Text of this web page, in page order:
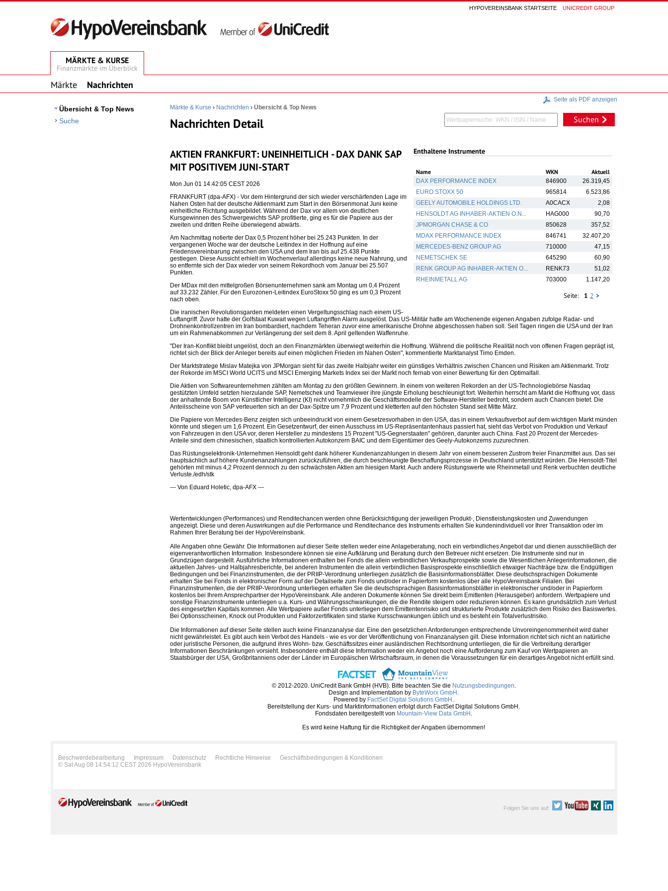
HYPOVEREINSBANK STARTSEITE UNICREDIT GROUP
MÄRKTE & KURSE
Finanzmärkte im Überblick
Märkte Nachrichten
Übersicht & Top News
Suche
Seite als PDF anzeigen
Märkte & Kurse › Nachrichten › Übersicht & Top News
Nachrichten Detail Suchen
Enthaltene Instrumente
Name WKN Aktuell
DAX PERFORMANCE INDEX 846900
26.319,45
EURO STOXX 50
965814
6.523,86
GEELY AUTOMOBILE HOLDINGS LTD.
A0CACX
2,08
HENSOLDT AG INHABER-AKTIEN O.N...
HAG000
90,70
JPMORGAN CHASE & CO
850628
357,52
MDAX PERFORMANCE INDEX
846741
32.407,20
MERCEDES-BENZ GROUP AG
710000
47,15
NEMETSCHEK SE
645290
60,90
RENK GROUP AG INHABER-AKTIEN O...
RENK73
51,02
RHEINMETALL AG
703000 1.147,20
Seite: 1 2 >
AKTIEN FRANKFURT: UNEINHEITLICH - DAX DANK SAP
MIT POSITIVEM JUNI-START
Mon Jun 01 14:42:05 CEST 2026
FRANKFURT (dpa-AFX) - Vor dem Hintergrund der sich wieder verschärfenden Lage im
Nahen Osten hat der deutsche Aktienmarkt zum Start in den Börsenmonat Juni keine
einheitliche Richtung ausgebildet. Während der Dax vor allem von deutlichen
Kursgewinnen des Schwergewichts SAP profitierte, ging es für die Papiere aus der
zweiten und dritten Reihe überwiegend abwärts.
Am Nachmittag notierte der Dax 0,5 Prozent höher bei 25.243 Punkten. In der
vergangenen Woche war der deutsche Leitindex in der Hoffnung auf eine
Friedensvereinbarung zwischen den USA und dem Iran bis auf 25.438 Punkte
gestiegen. Diese Aussicht erhielt im Wochenverlauf allerdings keine neue Nahrung, und
so entfernte sich der Dax wieder von seinem Rekordhoch vom Januar bei 25.507
Punkten.
Der MDax mit den mittelgroßen Börsenunternehmen sank am Montag um 0,4 Prozent
auf 33.232 Zähler. Für den Eurozonen-Leitindex EuroStoxx 50 ging es um 0,3 Prozent
nach oben.
Die iranischen Revolutionsgarden meldeten einen Vergeltungsschlag nach einem US-
Luftangriff. Zuvor hatte der Golfstaat Kuwait wegen Luftangriffen Alarm ausgelöst. Das US-Militär hatte am Wochenende eigenen Angaben zufolge Radar- und
Drohnenkontrollzentren im Iran bombardiert, nachdem Teheran zuvor eine amerikanische Drohne abgeschossen haben soll. Seit Tagen ringen die USA und der Iran
um ein Rahmenabkommen zur Verlängerung der seit dem 8. April geltenden Waffenruhe.
"Der Iran-Konflikt bleibt ungelöst, doch an den Finanzmärkten überwiegt weiterhin die Hoffnung. Während die politische Realität noch von offenen Fragen geprägt ist,
richtet sich der Blick der Anleger bereits auf einen möglichen Frieden im Nahen Osten", kommentierte Marktanalyst Timo Emden.
Der Marktstratege Mislav Matejka von JPMorgan sieht für das zweite Halbjahr weiter ein günstiges Verhältnis zwischen Chancen und Risiken am Aktienmarkt. Trotz
der Rekorde im MSCI World UCITS und MSCI Emerging Markets Index sei der Markt noch fernab von einer Bewertung für den Optimalfall.
Die Aktien von Softwareunternehmen zählten am Montag zu den größten Gewinnern. In einem von weiteren Rekorden an der US-Technologiebörse Nasdaq
gestützten Umfeld setzten hierzulande SAP, Nemetschek und Teamviewer ihre jüngste Erholung beschleunigt fort. Weiterhin herrscht am Markt die Hoffnung vor, dass
der anhaltende Boom von Künstlicher Intelligenz (KI) nicht vornehmlich die Geschäftsmodelle der Software-Hersteller bedroht, sondern auch Chancen bietet. Die
Anteilsscheine von SAP verteuerten sich an der Dax-Spitze um 7,9 Prozent und kletterten auf den höchsten Stand seit Mitte März.
Die Papiere von Mercedes-Benz zeigten sich unbeeindruckt von einem Gesetzesvorhaben in den USA, das in einem Verkaufsverbot auf dem wichtigen Markt münden
könnte und stiegen um 1,6 Prozent. Ein Gesetzentwurf, der einen Ausschuss im US-Repräsentantenhaus passiert hat, sieht das Verbot von Produktion und Verkauf
von Fahrzeugen in den USA vor, deren Hersteller zu mindestens 15 Prozent "US-Gegnerstaaten" gehören, darunter auch China. Fast 20 Prozent der Mercedes-
Anteile sind dem chinesischen, staatlich kontrollierten Autokonzern BAIC und dem Eigentümer des Geely-Autokonzerns zuzurechnen.
Das Rüstungselektronik-Unternehmen Hensoldt geht dank höherer Kundenanzahlungen in diesem Jahr von einem besseren Zustrom freier Finanzmittel aus. Das sei
hauptsächlich auf höhere Kundenanzahlungen zurückzuführen, die durch beschleunigte Beschaffungsprozesse in Deutschland unterstützt würden. Die Hensoldt-Titel
gehörten mit minus 4,2 Prozent dennoch zu den schwächsten Aktien am hiesigen Markt. Auch andere Rüstungswerte wie Rheinmetall und Renk verbuchten deutliche
Verluste./edh/stk
--- Von Eduard Holetic, dpa-AFX ---
Wertentwicklungen (Performances) und Renditechancen werden ohne Berücksichtigung der jeweiligen Produkt-, Dienstleistungskosten und Zuwendungen
angezeigt. Diese und deren Auswirkungen auf die Performance und Renditechance des Instruments erhalten Sie kundenindividuell vor Ihrer Transaktion oder im
Rahmen Ihrer Beratung bei der HypoVereinsbank.
Alle Angaben ohne Gewähr. Die Informationen auf dieser Seite stellen weder eine Anlageberatung, noch ein verbindliches Angebot dar und dienen ausschließlich der
eigenverantwortlichen Information. Insbesondere können sie eine Aufklärung und Beratung durch den Betreuer nicht ersetzen. Die Instrumente sind nur in
Grundzügen dargestellt. Ausführliche Informationen enthalten bei Fonds die allein verbindlichen Verkaufsprospekte sowie die Wesentlichen Anlegerinformationen, die
aktuellen Jahres- und Halbjahresberichte, bei anderen Instrumenten die allein verbindlichen Basisprospekte einschließlich etwaiger Nachträge bzw. die Endgültigen
Bedingungen und bei Finanzinstrumenten, die der PRIIP-Verordnung unterliegen zusätzlich die Basisinformationsblätter. Diese deutschsprachigen Dokumente
erhalten Sie bei Fonds in elektronischer Form auf der Detailseite zum Fonds und/oder in Papierform kostenlos über alle HypoVereinsbank Filialen. Bei
Finanzinstrumenten, die der PRIIP-Verordnung unterliegen erhalten Sie die deutschsprachigen Basisinformationsblätter in elektronischer und/oder in Papierform
kostenlos bei Ihrem Ansprechpartner der HypoVereinsbank. Alle anderen Dokumente können Sie direkt beim Emittenten (Herausgeber) anfordern. Wertpapiere und
sonstige Finanzinstrumente unterliegen u.a. Kurs- und Währungsschwankungen, die die Rendite steigern oder reduzieren können. Es kann grundsätzlich zum Verlust
des eingesetzten Kapitals kommen. Alle Wertpapiere außer Fonds unterliegen dem Emittentenrisiko und strukturierte Produkte zusätzlich dem Risiko des Basiswertes.
Bei Optionsscheinen, Knock out Produkten und Faktorzertifikaten sind starke Kursschwankungen üblich und es besteht ein Totalverlustrisiko.
Die Informationen auf dieser Seite stellen auch keine Finanzanalyse dar. Eine den gesetzlichen Anforderungen entsprechende Unvoreingenommenheit wird daher
nicht gewährleistet. Es gibt auch kein Verbot des Handels - wie es vor der Veröffentlichung von Finanzanalysen gilt. Diese Information richtet sich nicht an natürliche
oder juristische Personen, die aufgrund ihres Wohn- bzw. Geschäftssitzes einer ausländischen Rechtsordnung unterliegen, die für die Verbreitung derartiger
Informationen Beschränkungen vorsieht. Insbesondere enthält diese Information weder ein Angebot noch eine Aufforderung zum Kauf von Wertpapieren an
Staatsbürger der USA, Großbritanniens oder der Länder im Europäischen Wirtschaftsraum, in denen die Voraussetzungen für ein derartiges Angebot nicht erfüllt sind.
© 2012-2020. UniCredit Bank GmbH (HVB). Bitte beachten Sie die Nutzungsbedingungen.
Design and Implementation by ByteWorx GmbH .
Powered by FactSet Digital Solutions GmbH .
Bereitstellung der Kurs- und Marktinformationen erfolgt durch FactSet Digital Solutions GmbH.
Fondsdaten bereitgestellt von Mountain-View Data GmbH .
Es wird keine Haftung für die Richtigkeit der Angaben übernommen!
Beschwerdebearbeitung Impressum Datenschutz Rechtliche Hinweise
Geschäftsbedingungen & Konditionen
© Sat Aug 08 14:54:12 CEST 2026 HypoVereinsbank
Folgen Sie uns auf: